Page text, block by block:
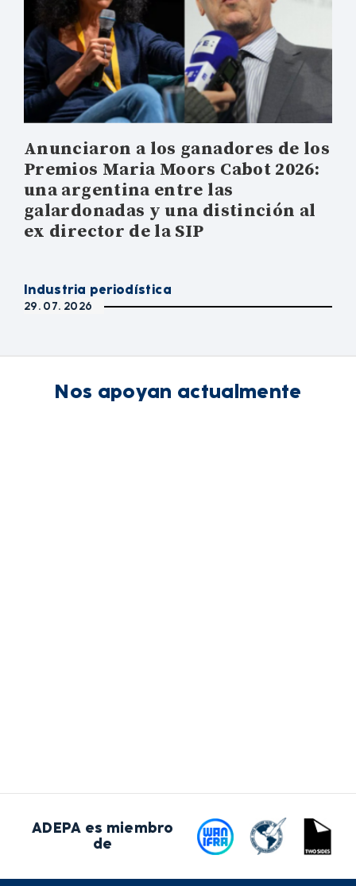
Anunciaron a los ganadores de los
Premios Maria Moors Cabot 2026:
una argentina entre las
galardonadas y una distinción al
ex director de la SIP
Industria periodística
29. 07. 2026
Nos apoyan actualmente
ADEPA es miembro
de